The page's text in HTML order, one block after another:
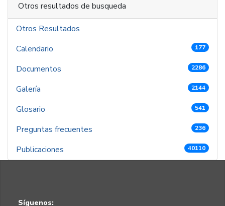
Otros resultados de busqueda
Otros Resultados
Calendario
177
Documentos 2286
Galería 2144
Glosario 541
Preguntas frecuentes 236
Publicaciones 40110
Síguenos: